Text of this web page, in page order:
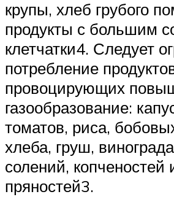
крупы, хлеб грубого
продукты с большим
клетчатки4. Следует
потребление
провоцирующих
газообразование:
томатов, риса,
хлеба, груш,
солений, копченостей
пряностей3.